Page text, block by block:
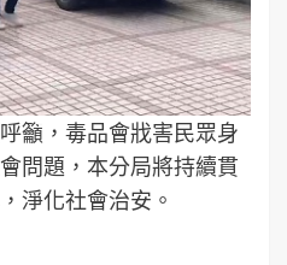
籲，毒品會戕害民眾身
問題，本分局將持續貫
淨化社會治安。